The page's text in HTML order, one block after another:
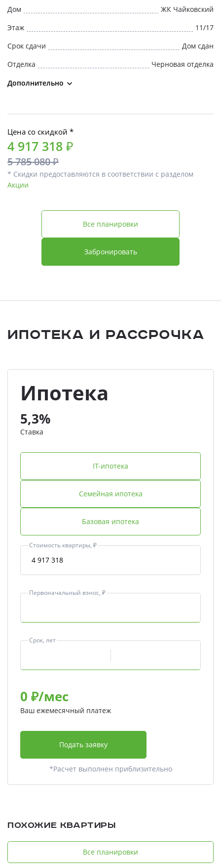
Дом
ЖК Чайковский
Этаж
11/17
Срок сдачи
Дом сдан
Отделка
Черновая отделка
Дополнительно
Цена со скидкой *
4 917 318 ₽
5 785 080 ₽
* Скидки предоставляются в соответствии с разделом
Акции
Забронировать
Все планировки
Ипотека и Рассрочка
Ипотека
5,3%
Ставка
IT-ипотека
Семейная ипотека
Базовая ипотека
Стоимость квартиры, ₽
Первоначальный взнос, ₽
Срок, лет
0 ₽/мес
Ваш ежемесячный платеж
Подать заявку
*Расчет выполнен приблизительно
Похожие квартиры
Все планировки